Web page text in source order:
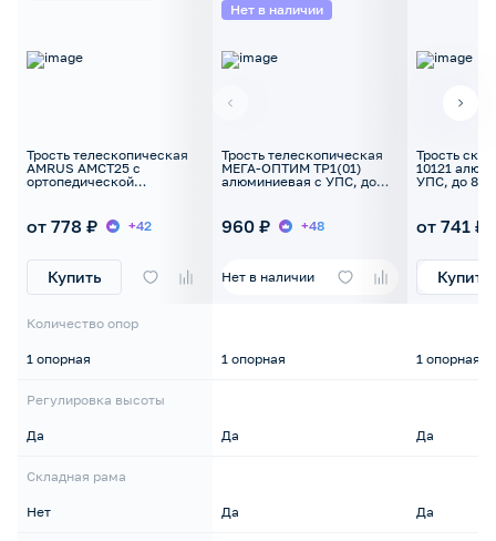
Трость телескопическая
AMRUS AMCT25 с
ортопедической
от 778 ₽ +42
Купить
Количество опор
1 опорная
Регулировка высоты
Да
Складная рама
Нет
Нет в наличии
Трость телескопическая
МЕГА-ОПТИМ ТР1(01)
алюминиевая с УПС, до
960 ₽ +48
Нет в наличии
1 опорная
Да
Да
Трость
10121
УПС, до
от 741 ₽
Купить
1 опорная
Да
Да